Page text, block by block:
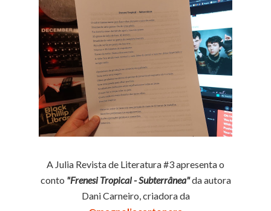
A Julia Revista de Literatura #3 apresenta o
conto "Frenesi Tropical - Subterrânea"da autora
Dani Carneiro, criadora da